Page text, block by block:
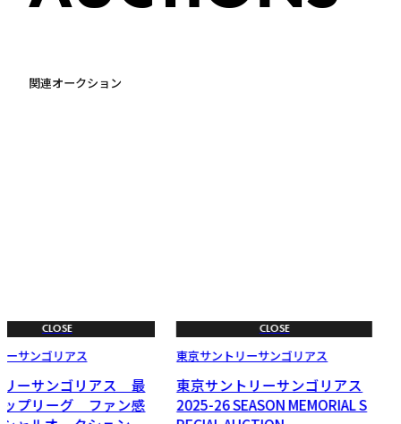
関連オークション
CLOSE
ーサンゴリアス
リーサンゴリアス 最
ップリーグ ファン感
CLOSE
東京サントリーサンゴリアス
東京サントリーサンゴリアス
2025-26 SEASON MEMORIAL S